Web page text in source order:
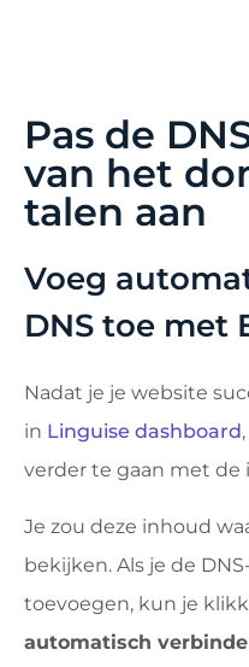
Pas de
van het
talen aan
Voeg
DNS toe met
Nadat je je website
in Linguise dashboard
verder te gaan met de
Je zou deze inhoud
bekijken. Als je de
toevoegen, kun je
automatisch